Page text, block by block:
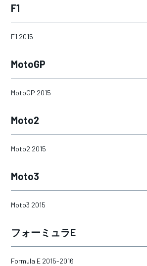
2024
F1
F1 2015
MotoGP
MotoGP 2015
Moto2
Moto2 2015
Moto3
Moto3 2015
フォーミュラE
Formula E 2015-2016